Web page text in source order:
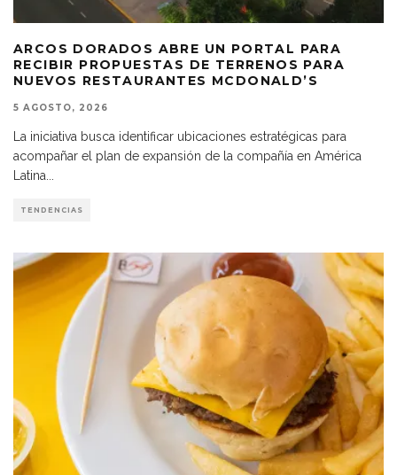
ARCOS DORADOS ABRE UN PORTAL PARA
RECIBIR PROPUESTAS DE TERRENOS PARA
NUEVOS RESTAURANTES MCDONALD’S
5 AGOSTO, 2026
La iniciativa busca identificar ubicaciones estratégicas para
acompañar el plan de expansión de la compañía en América
Latina
TENDENCIAS